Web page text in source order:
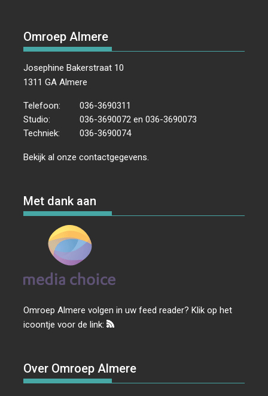
Omroep Almere
Josephine Bakerstraat 10
1311 GA Almere
Telefoon:
036-3690311
Studio:
036-3690072 en 036-3690073
Techniek:
036-3690074
Bekijk al onzecontactgegevens
Met dank aan
Omroep Almere volgen in uw feed reader? Klik op het
icoontje voor de link:
Over Omroep Almere